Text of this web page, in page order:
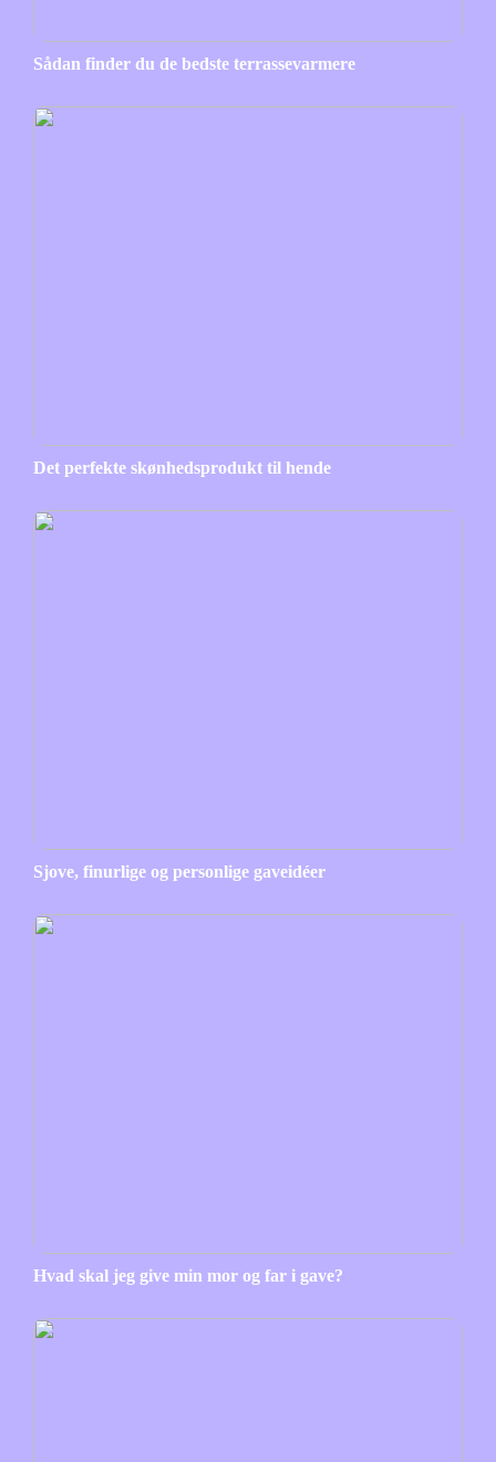
Sådan finder du de bedste terrassevarmere
Det perfekte skønhedsprodukt til hende
Sjove, finurlige og personlige gaveidéer
Hvad skal jeg give min mor og far i gave?